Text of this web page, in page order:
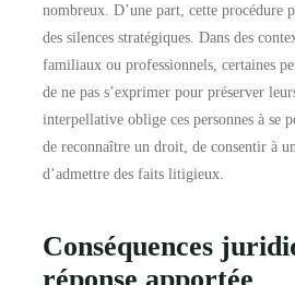
nombreux. D’une part, cette procédure
des silences stratégiques. Dans des
familiaux ou professionnels, certaines
de ne pas s’exprimer pour préserver
interpellative oblige ces personnes à se
de reconnaître un droit, de consentir à
d’admettre des faits litigieux.
Conséquences